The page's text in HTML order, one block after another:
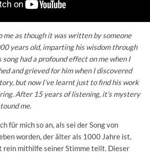
me as though it was written by someone
years old, imparting his wisdom through
song had a profound effect on me when I
and grieved for him when I discovered
but now I’ve learnt just to find his work
After 15 years of listening, it’s mystery
me.
für mich so an, als sei der Song von
worden, der älter als 1000 Jahre ist,
rein mithilfe seiner Stimme teilt. Dieser